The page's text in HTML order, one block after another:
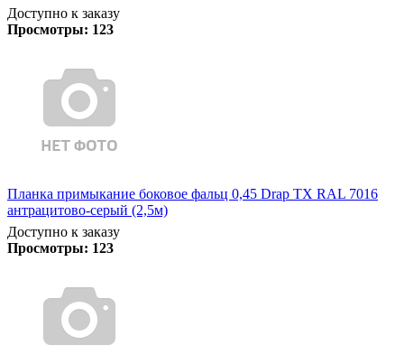
Доступно к заказу
Просмотры: 123
Планка примыкание боковое фальц 0,45 Drap TX RAL 7016
антрацитово-серый (2,5м)
Доступно к заказу
Просмотры: 123